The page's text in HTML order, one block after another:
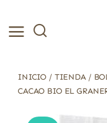
contenido
INICIO / TIENDA/
CACAO BIO EL